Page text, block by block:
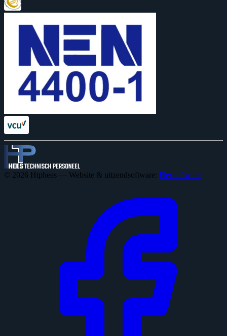
© 2026 Htphees — Website & uitzendsoftware: Flexsoftware